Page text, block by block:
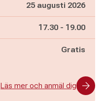
25 augusti 2026
Pågår mellan
17.30 - och
19.00
Gratis
Läs mer och anmäl dig